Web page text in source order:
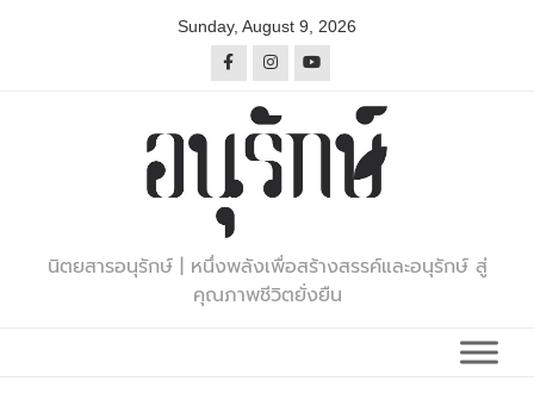
Sunday, August 9, 2026
นิตยสารอนุรักษ์ | หนึ่งพลังเพื่อสร้างสรรค์และอนุรักษ์ สู่
คุณภาพชีวิตยั่งยืน